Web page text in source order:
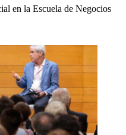
en la Escuela de Negocios